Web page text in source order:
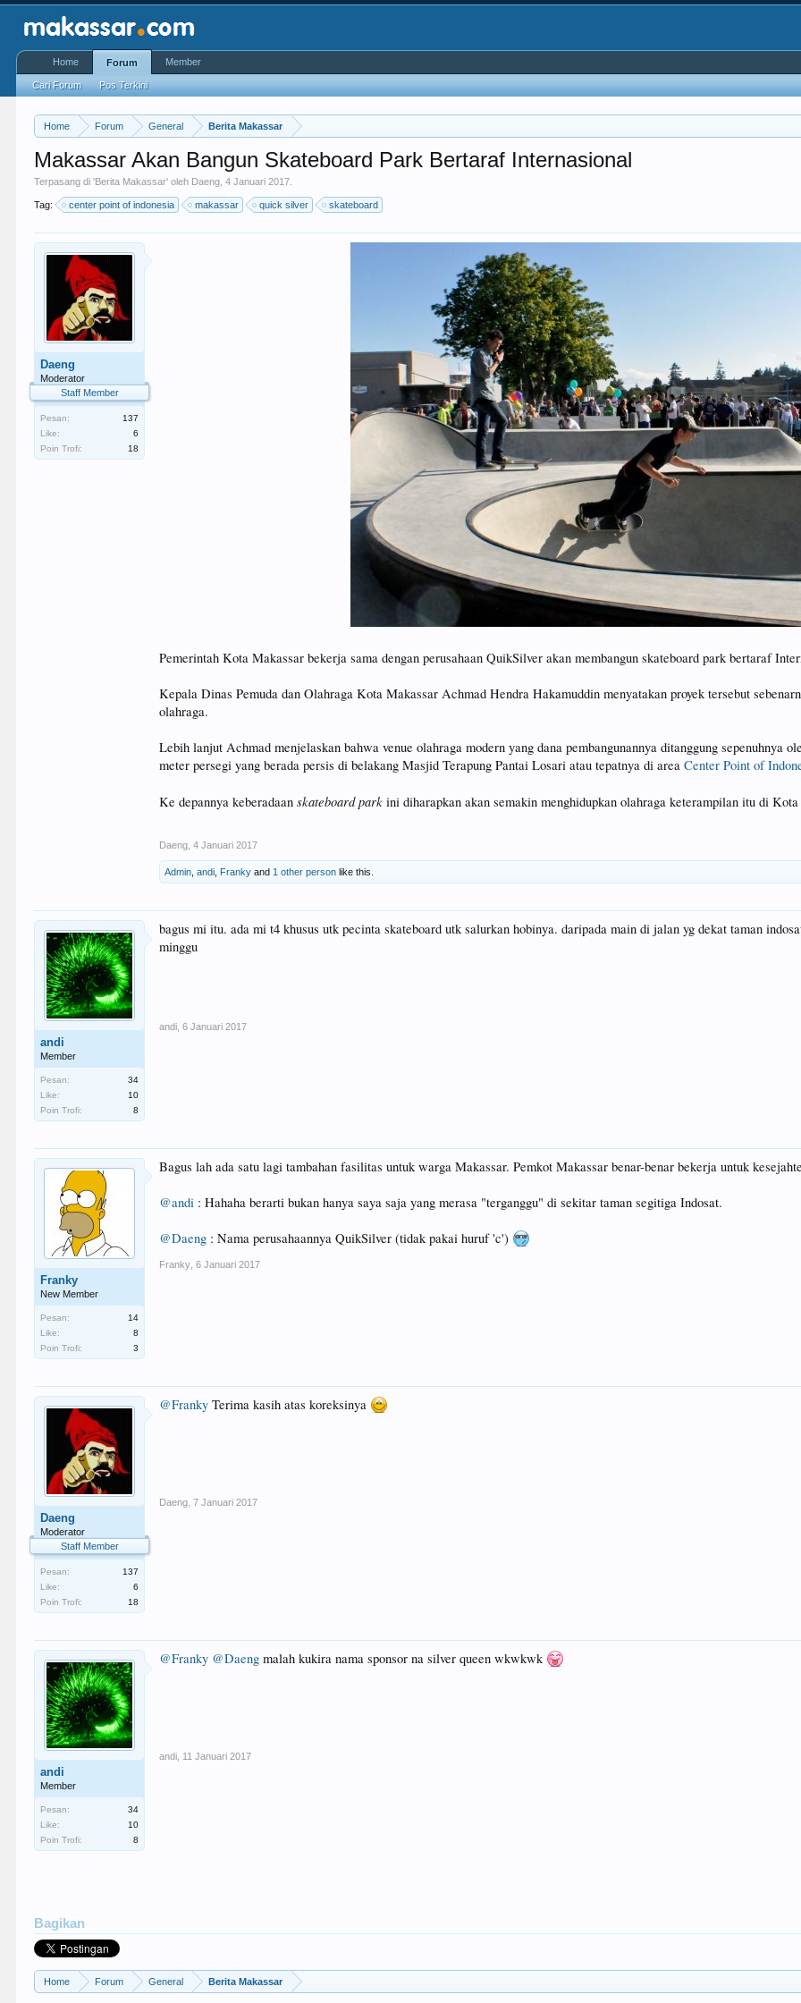
Home Forum General Berita Makassar
Makassar Akan Bangun Skateboard Park Bertaraf Internasional
Terpasang di 'Berita Makassar' oleh Daeng ,4 Januari 2017
Tag: center point of indonesia makassar quick silver skateboard
Daeng
Moderator
Staff Member
Pesan:
137
Like:
6
Poin Trofi:
18
Pemerintah Kota Makassar bekerja sama dengan perusahaan QuikSilver akan membangun skateboard park bertaraf
Kepala Dinas Pemuda dan Olahraga Kota Makassar Achmad Hendra Hakamuddin menyatakan proyek tersebut
olahraga.
Lebih lanjut Achmad menjelaskan bahwa venue olahraga modern yang dana pembangunannya ditanggung sepenuhnya
meter persegi yang berada persis di belakang Masjid Terapung Pantai Losari atau tepatnya di areaCenter Point of
Ke depannya keberadaanskateboard park ini diharapkan akan semakin menghidupkan olahraga keterampilan itu di
Daeng 4 Januari 2017
Admin ,andi Franky and 1 other person like this.
andi
Member
Pesan:
34
Like:
10
Poin Trofi:
8
bagus mi itu. ada mi t4 khusus utk pecinta skateboard utk salurkan hobinya. daripada main di jalan yg dekat taman
minggu
andi 6 Januari 2017
Franky
New Member
Pesan:
14
Like:
8
Poin Trofi:
3
Bagus lah ada satu lagi tambahan fasilitas untuk warga Makassar. Pemkot Makassar benar-benar bekerja untuk
@andi : Hahaha berarti bukan hanya saya saja yang merasa "terganggu" di sekitar taman segitiga Indosat.
@Daeng : Nama perusahaannya QuikSilver (tidak pakai huruf 'c')
Franky 6 Januari 2017
Daeng
Moderator
Staff Member
Pesan:
137
Like:
6
Poin Trofi:
18
@Franky Terima kasih atas koreksinya
Daeng 7 Januari 2017
andi
Member
Pesan:
34
Like:
10
Poin Trofi:
8
@Franky @Daeng malah kukira nama sponsor na silver queen wkwkwk
andi 11 Januari 2017
Bagikan
Home Forum General Berita Makassar
Home Forum
Cari Forum Pos Terkini
Member